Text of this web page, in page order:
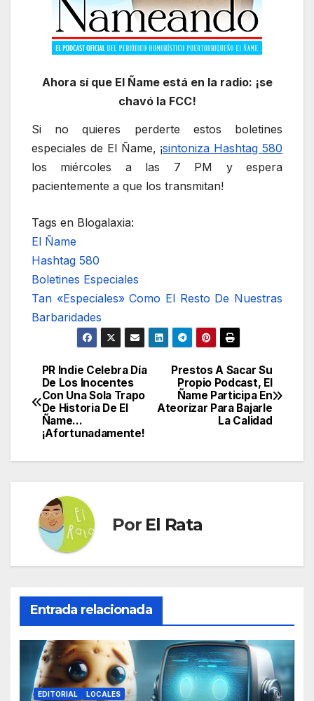
Ahora sí que El Ñame está en la radio: ¡se
chavó la FCC!
Si no quieres perderte estos boletines
especiales de El Ñame, ¡sintoniza Hashtag 580
los miércoles a las 7 PM y espera
pacientemente a que los transmitan!
Tags en Blogalaxia:
El Ñame
Hashtag 580
Boletines Especiales
Tan «Especiales» Como El Resto De Nuestras
Barbaridades
Navegación
de
entradas
Prestos A Sacar Su
Propio Podcast, El
Ñame Participa En
Ateorizar Para Bajarle
La Calidad
PR Indie Celebra Día
De Los Inocentes
Con Una Sola Trapo
De Historia De El
Ñame…
¡Afortunadamente!
Por El Rata
Entrada relacionada
EDITORIAL LOCALES